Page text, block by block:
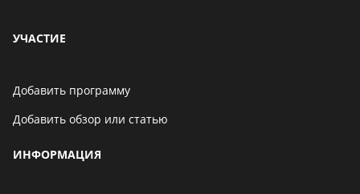
УЧАСТИЕ
Добавить программу
Добавить обзор или статью
ИНФОРМАЦИЯ